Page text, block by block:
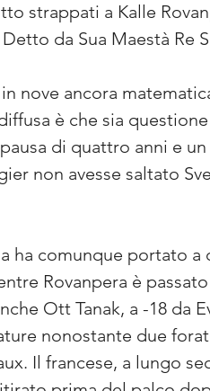
strappati a Kalle
da Sua Maestà Re
nove ancora
è che sia
di quattro anni e
non avesse saltato
ha comunque portato
Rovanpera è
Ott Tanak, a -18 da
nonostante due
Il francese, a lungo